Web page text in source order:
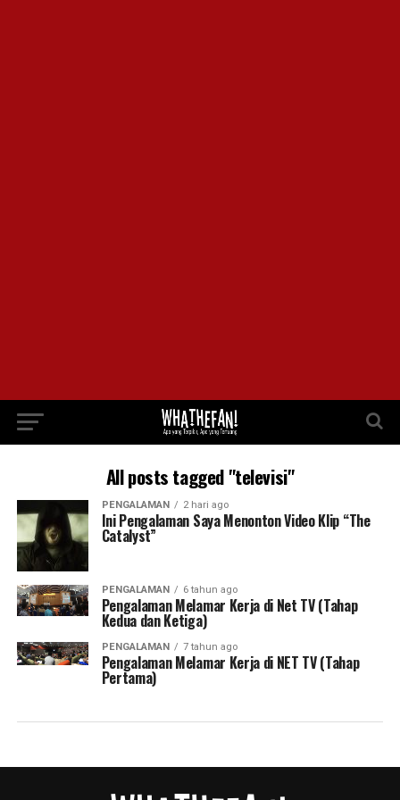
All posts tagged "televisi"
PENGALAMAN 2 hari ago
Ini Pengalaman Saya Menonton Video Klip “The
Catalyst”
PENGALAMAN 6 tahun ago
Pengalaman Melamar Kerja di Net TV (Tahap
Kedua dan Ketiga)
PENGALAMAN 7 tahun ago
Pengalaman Melamar Kerja di NET TV (Tahap
Pertama)